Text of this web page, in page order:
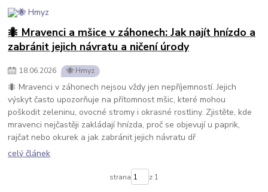
🐜 Mravenci a mšice v záhonech: Jak najít hnízdo a
zabránit jejich návratu a ničení úrody
18.06.2026 🐝 Hmyz
🐜 Mravenci v záhonech nejsou vždy jen nepříjemností. Jejich
výskyt často upozorňuje na přítomnost mšic, které mohou
poškodit zeleninu, ovocné stromy i okrasné rostliny. Zjistěte, kde
mravenci nejčastěji zakládají hnízda, proč se objevují u paprik,
rajčat nebo okurek a jak zabránit jejich návratu dř
celý článek
strana z 1